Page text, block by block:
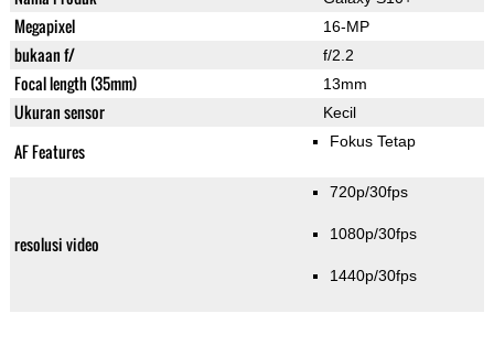
Megapixel 16-MP
bukaan f/ f/2.2
Focal length (35mm) 13mm
Ukuran sensor Kecil
AF Features Fokus Tetap
resolusi video
720p/30fps
1080p/30fps
1440p/30fps